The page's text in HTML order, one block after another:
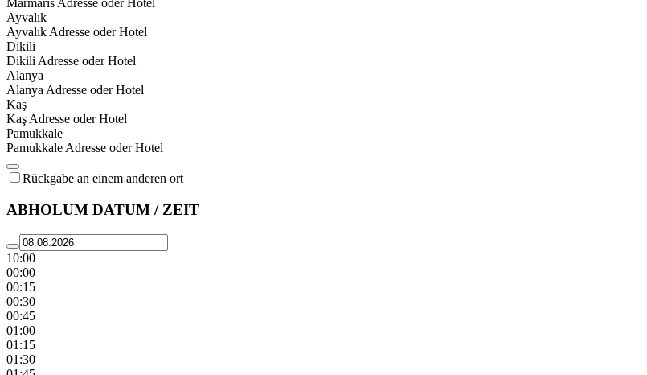
Marmaris Adresse oder Hotel
Ayvalık
Ayvalık Adresse oder Hotel
Dikili
Dikili Adresse oder Hotel
Alanya
Alanya Adresse oder Hotel
Kaş
Kaş Adresse oder Hotel
Pamukkale
Pamukkale Adresse oder Hotel
Rückgabe an einem anderen ort
ABHOLUM DATUM / ZEIT
10:00
00:00
00:15
00:30
00:45
01:00
01:15
01:30